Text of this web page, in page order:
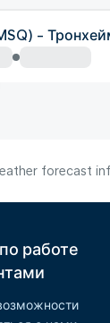
-
forecast
работе